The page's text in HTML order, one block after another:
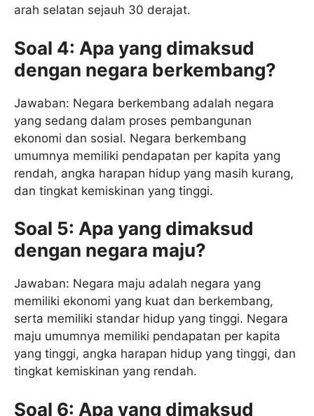
arah selatan sejauh 30 derajat.
Soal 4: Apa yang dimaksud
dengan negara berkembang?
Jawaban: Negara berkembang adalah negara
yang sedang dalam proses pembangunan
ekonomi dan sosial. Negara berkembang
umumnya memiliki pendapatan per kapita yang
rendah, angka harapan hidup yang masih kurang,
dan tingkat kemiskinan yang tinggi.
Soal 5: Apa yang dimaksud
dengan negara maju?
Jawaban: Negara maju adalah negara yang
memiliki ekonomi yang kuat dan berkembang,
serta memiliki standar hidup yang tinggi. Negara
maju umumnya memiliki pendapatan per kapita
yang tinggi, angka harapan hidup yang tinggi, dan
tingkat kemiskinan yang rendah.
Soal 6: Apa yang dimaksud